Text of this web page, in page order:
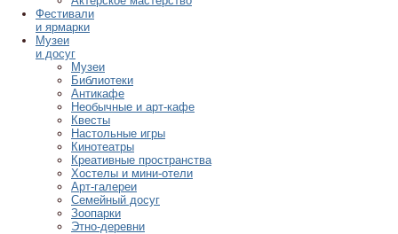
Фестивали
и ярмарки
Музеи
и досуг
Музеи
Библиотеки
Антикафе
Необычные и арт-кафе
Квесты
Настольные игры
Кинотеатры
Креативные пространства
Хостелы и мини-отели
Арт-галереи
Семейный досуг
Зоопарки
Этно-деревни